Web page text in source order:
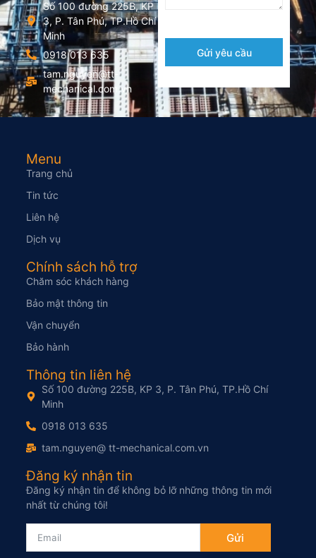
Số 100 đường 225B, KP
3, P. Tân Phú, TP.Hồ Chí
Minh
0918 013 635
tam.nguyen@tt-
mechanical.com.vn
Gửi yêu cầu
Menu
Trang chủ
Tin tức
Liên hệ
Dịch vụ
Chính sách hỗ trợ
Chăm sóc khách hàng
Bảo mật thông tin
Vận chuyển
Bảo hành
Thông tin liên hệ
Số 100 đường 225B, KP 3, P. Tân Phú, TP.Hồ Chí
Minh
0918 013 635
tam.nguyen@ tt-mechanical.com.vn
Đăng ký nhận tin
Đăng ký nhận tin để không bỏ lỡ những thông tin mới
nhất từ chúng tôi!
Gửi